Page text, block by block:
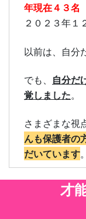
年現在４３名
２０２３年１
以前は、自分
でも、 自分だ
覚しました。
さまざまな視
んも保護者の
だいています
才